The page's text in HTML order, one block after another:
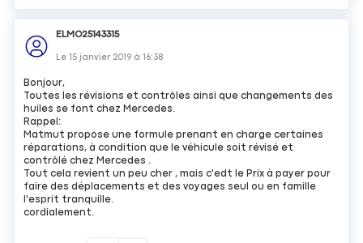
ELMO25143315
Le15 janvier 2019 à16:38
Bonjour,
Toutes les révisions et contrôles ainsi que changements des
huiles se font chez Mercedes.
Rappel:
Matmut propose une formule prenant en charge certaines
réparations, à condition que le véhicule soit révisé et
contrôlé chez Mercedes .
Tout cela revient un peu cher , mais c'edt le Prix à payer pour
faire des déplacements et des voyages seul ou en famille
l'esprit tranquille.
cordialement.